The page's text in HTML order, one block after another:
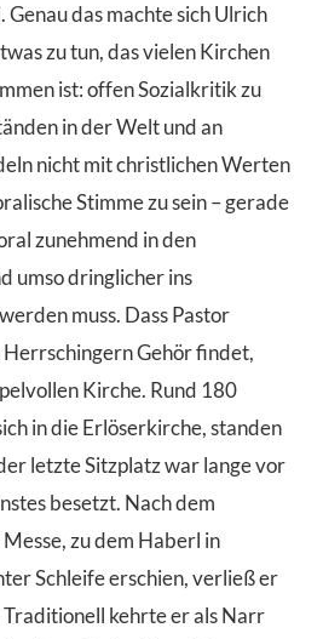
Genau das machte sich Ulrich
zu tun, das vielen Kirchen
ist: offen Sozialkritik zu
in der Welt und an
nicht mit christlichen Werten
Stimme zu sein – gerade
zunehmend in den
umso dringlicher ins
muss. Dass Pastor
Gehör findet,
Kirche. Rund 180
in die Erlöserkirche, standen
letzte Sitzplatz war lange vor
besetzt. Nach dem
zu dem Haberl in
Schleife erschien, verließ er
kehrte er als Narr